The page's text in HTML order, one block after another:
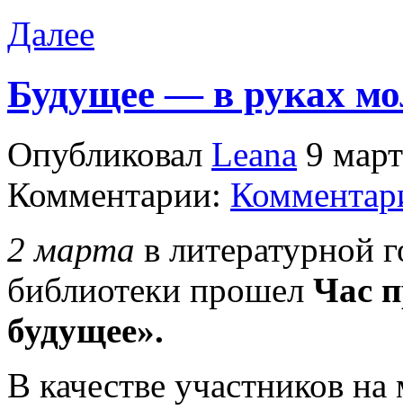
Далее
Будущее — в руках
Опубликовал Leana 9
Комментарии:
2 марта в литературной
библиотеки прошел Час
будущее».
В качестве участников